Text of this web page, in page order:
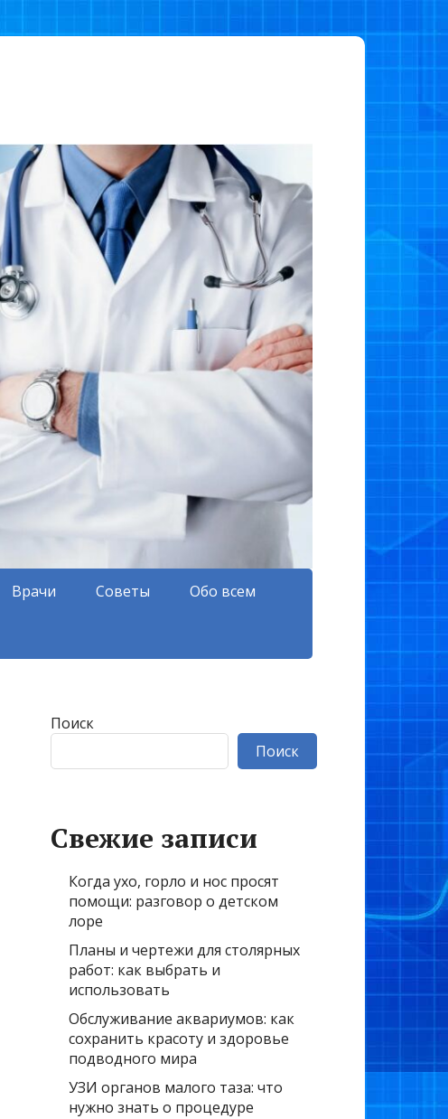
Врачи Советы Обо всем
Поиск
Поиск
Свежие записи
Когда ухо, горло и нос просят
помощи: разговор о детском
лоре
Планы и чертежи для столярных
работ: как выбрать и
использовать
Обслуживание аквариумов: как
сохранить красоту и здоровье
подводного мира
УЗИ органов малого таза: что
нужно знать о процедуре